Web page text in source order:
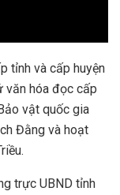
tỉnh và cấp huyện
văn hóa đọc cấp
vật quốc gia
Đằng và hoạt
trực UBND tỉnh